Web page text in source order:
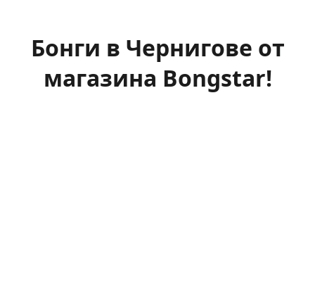
Бонги в Чернигове от
магазина Bongstar!